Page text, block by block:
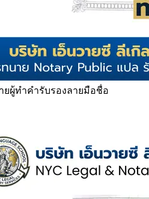
ยผู้ทำคำรับรองลายมือชื่อ